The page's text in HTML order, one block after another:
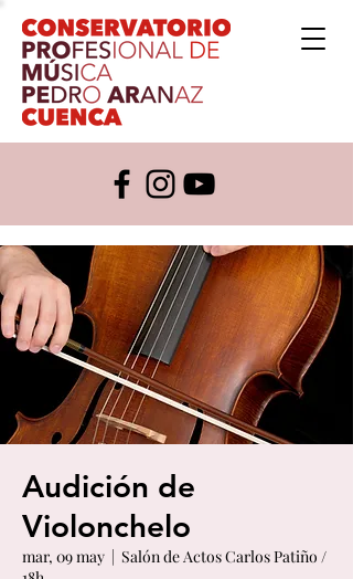
Audición de
Violonchelo
mar, 09 may
  |
Salón de Actos Carlos Patiño /